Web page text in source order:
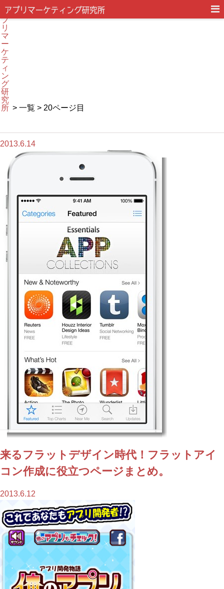
ア
プ
リ
マ
ー
ケ
テ
ィ
ン
グ
研
究
所 > 一覧 > 20ページ目
2013.6.14
来るフラットデザイン時代！フラットアイ
コン作成に役立つページまとめ。
2013.6.12